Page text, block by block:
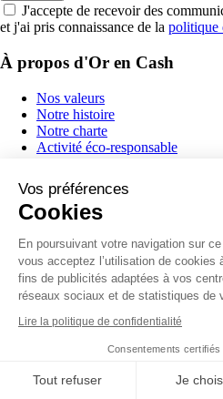
Vos préférences
Cookies
En poursuivant votre navigation sur ce
vous acceptez l’utilisation de cookies
fins de publicités adaptées à vos
réseaux sociaux et de statistiques de
Lire la politique de confidentialité
Consentements certifiés
Tout refuser Je
J'accepte de recevoir des
et j'ai pris connaissance de la politique
À propos d'Or en Cash
Nos valeurs
Notre histoire
Notre charte
Activité éco-responsable
Nous contacter
FAQ
Bijoux
Pièces et lingots
Platine
Plaqué or
Or dentaire et débris